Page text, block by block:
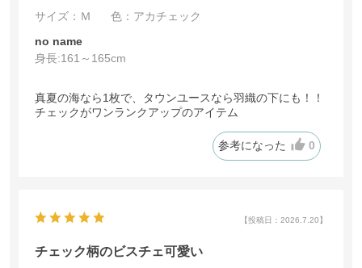
サイズ：Ｍ
色：アカチェック
no name
身長:161～165cm
真夏の海なら1枚で、タウンユースなら羽織の下にも！！
チェックがワンランクアップのアイテム
参考になった 0
【投稿日：2026.7.20】
チェック柄のビスチェ可愛い